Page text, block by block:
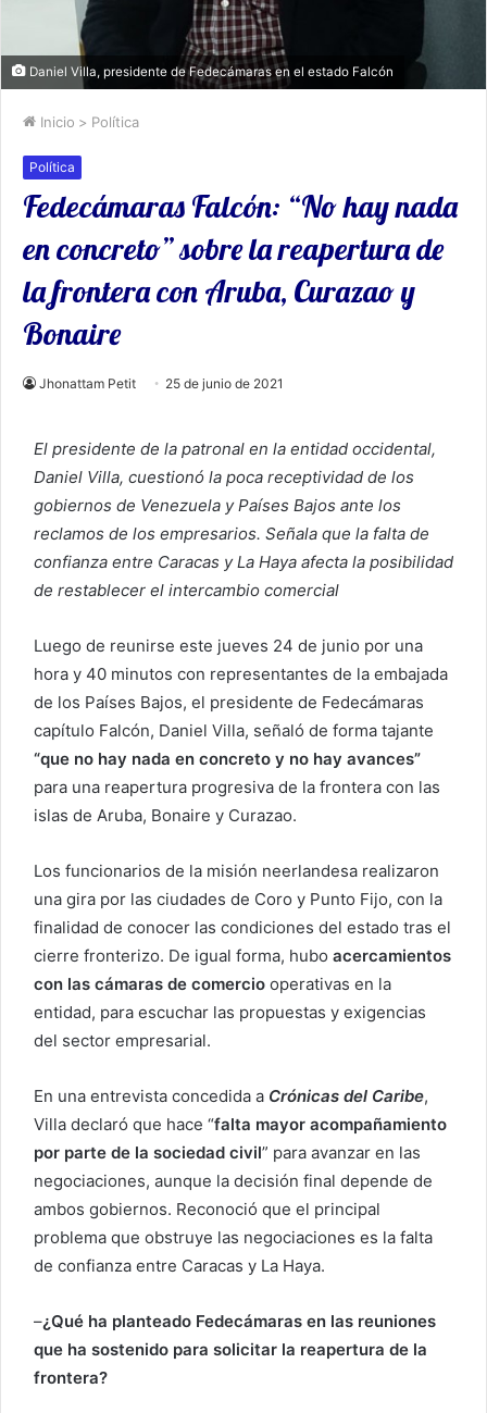
Daniel Villa, presidente de Fedecámaras en el estado Falcón
Inicio > Política
Política
Fedecámaras Falcón: “No hay nada
en concreto” sobre la reapertura de
la frontera con Aruba, Curazao y
Bonaire
Jhonattam Petit 25 de junio de 2021
El presidente de la patronal en la entidad occidental,
Daniel Villa, cuestionó la poca receptividad de los
gobiernos de Venezuela y Países Bajos ante los
reclamos de los empresarios. Señala que la falta de
confianza entre Caracas y La Haya afecta la posibilidad
de restablecer el intercambio comercial
Luego de reunirse este jueves 24 de junio por una
hora y 40 minutos con representantes de la embajada
de los Países Bajos, el presidente de Fedecámaras
capítulo Falcón, Daniel Villa, señaló de forma tajante
“que no hay nada en concreto y no hay avances”
para una reapertura progresiva de la frontera con las
islas de Aruba, Bonaire y Curazao.
Los funcionarios de la misión neerlandesa realizaron
una gira por las ciudades de Coro y Punto Fijo, con la
finalidad de conocer las condiciones del estado tras el
cierre fronterizo. De igual forma, hubo acercamientos
con las cámaras de comercio operativas en la
entidad, para escuchar las propuestas y exigencias
del sector empresarial.
En una entrevista concedida a Crónicas del Caribe,
Villa declaró que hace “falta mayor acompañamiento
por parte de la sociedad civil” para avanzar en las
negociaciones, aunque la decisión final depende de
ambos gobiernos. Reconoció que el principal
problema que obstruye las negociaciones es la falta
de confianza entre Caracas y La Haya.
–¿Qué ha planteado Fedecámaras en las reuniones
que ha sostenido para solicitar la reapertura de la
frontera?